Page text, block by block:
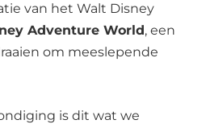
van het Walt Disney
Adventure World, een
om meeslepende
is dit wat we